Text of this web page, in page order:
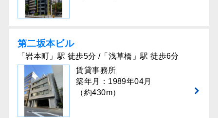
第二坂本ビル
「岩本町」駅 徒歩5分 /「浅草橋」駅 徒歩6分
賃貸事務所
築年月：1989年04月
（約430m）